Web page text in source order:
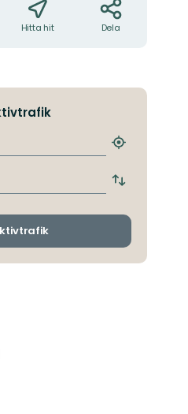
Hitta hit Dela
Hitta
hållplats
Byt
och